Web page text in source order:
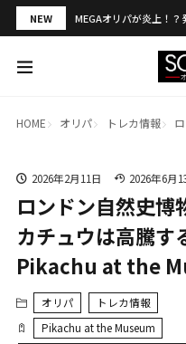
NEW MEGAオリパが炎上！？
HOME オリパ トレカ情報
2026年2月11日 2026年6月
ロンドン自然史博
カチュウは高騰す
Pikachu at the
オリパ
トレカ情報
Pikachu at the Museum